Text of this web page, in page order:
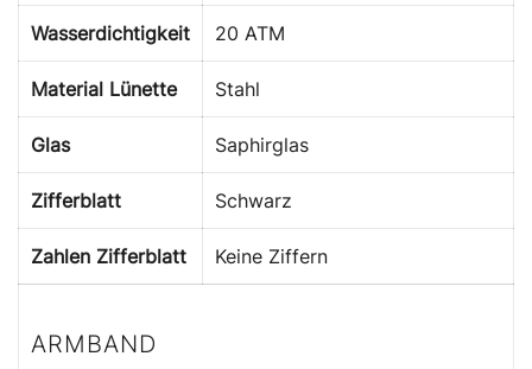
Wasserdichtigkeit 20 ATM
Material Lünette Stahl
Glas Saphirglas
Zifferblatt Schwarz
Zahlen Zifferblatt Keine Ziffern
ARMBAND